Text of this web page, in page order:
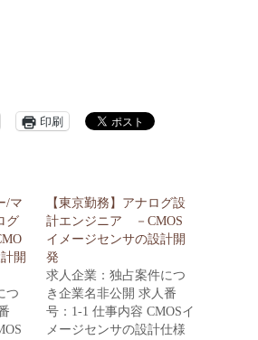
印刷
/マ
グ
開
つ
【東京勤務】アナログ設
計エンジニア －CMOS
イメージセンサの設計開
発
求人企業：独占案件につ
き企業名非公開 求人番
号：1-1 仕事内容 CMOSイ
メージセンサの設計仕様